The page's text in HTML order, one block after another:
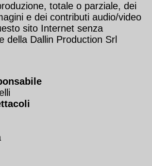
totale o parziale, dei
e dei contributi audio/video
sito Internet senza
della Dallin Production Srl